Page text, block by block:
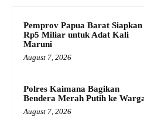
Pemprov Papua Barat Siapkan
Rp5 Miliar untuk Adat Kali
Maruni
August 7, 2026
Polres Kaimana Bagikan
Bendera Merah Putih ke
August 7, 2026